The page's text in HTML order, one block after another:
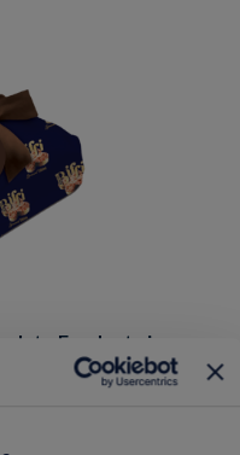
Fondente in